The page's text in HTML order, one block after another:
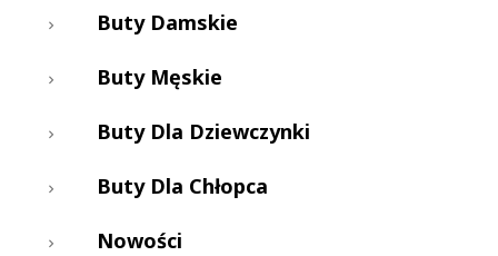
Buty Damskie
Buty Męskie
Buty Dla Dziewczynki
Buty Dla Chłopca
Nowości